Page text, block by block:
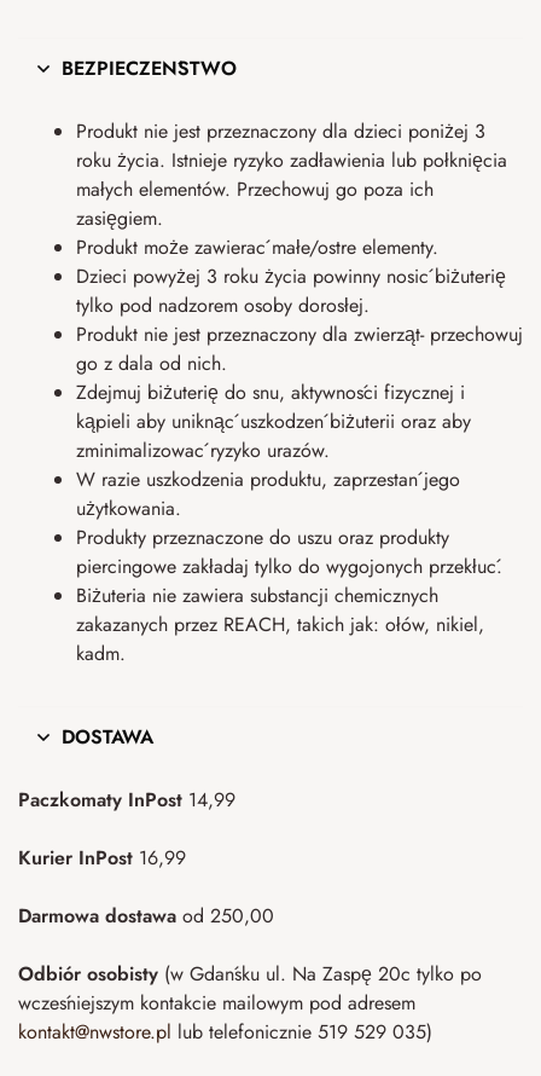
BEZPIECZEŃSTWO
Produkt nie jest przeznaczony dla dzieci poniżej 3
roku życia. Istnieje ryzyko zadławienia lub połknięcia
małych elementów. Przechowuj go poza ich
zasięgiem.
Produkt może zawierać małe/ostre elementy.
Dzieci powyżej 3 roku życia powinny nosić biżuterię
tylko pod nadzorem osoby dorosłej.
Produkt nie jest przeznaczony dla zwierząt- przechowuj
go z dala od nich.
Zdejmuj biżuterię do snu, aktywności fizycznej i
kąpieli aby uniknąć uszkodzeń biżuterii oraz aby
zminimalizować ryzyko urazów.
W razie uszkodzenia produktu, zaprzestań jego
użytkowania.
Produkty przeznaczone do uszu oraz produkty
piercingowe zakładaj tylko do wygojonych przekłuć.
Biżuteria nie zawiera substancji chemicznych
zakazanych przez REACH, takich jak: ołów, nikiel,
kadm.
DOSTAWA
Paczkomaty InPost 14,99
Kurier InPost 16,99
Darmowa dostawa od 250,00
Odbiór osobisty (w Gdańsku ul. Na Zaspę 20c tylko po
wcześniejszym kontakcie mailowym pod adresem
kontakt@nwstore.pl lub telefonicznie 519 529 035)